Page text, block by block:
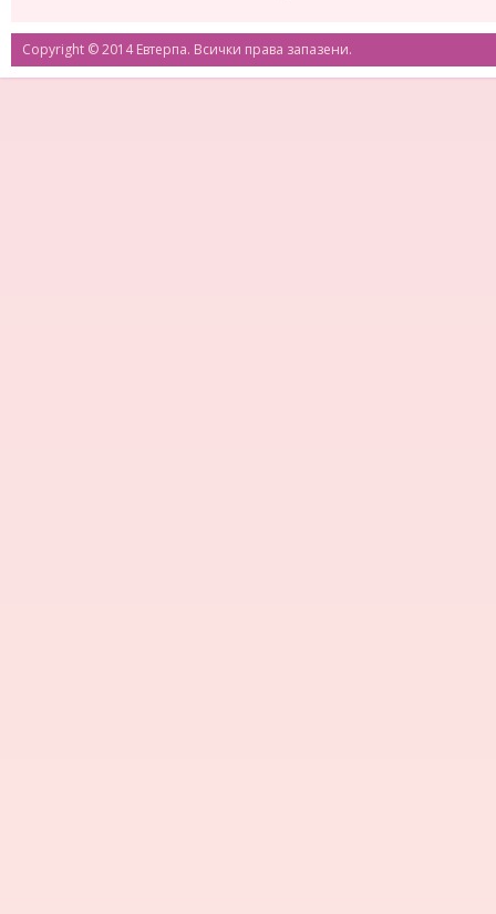
Copyright © 2014 Евтерпа. Всички права запазени.